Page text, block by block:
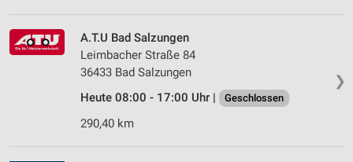
❯
A.T.U Bad Salzungen
Leimbacher Straße 84
36433 Bad Salzungen
Heute 08:00 - 17:00 Uhr |
Geschlossen
290,40 km